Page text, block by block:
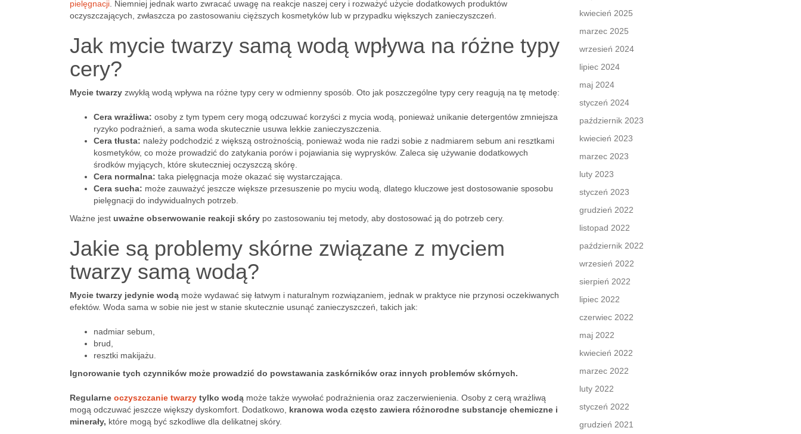
pielęgnacji . Niemniej jednak warto zwracać uwagę na reakcje naszej cery i rozważyć użycie dodatkowych produktów
oczyszczających, zwłaszcza po zastosowaniu cięższych kosmetyków lub w przypadku większych zanieczyszczeń.
Jak mycie twarzy samą wodą wpływa na różne typy
cery?
Mycie twarzy zwykłą wodą wpływa na różne typy cery w odmienny sposób. Oto jak poszczególne typy cery reagują na tę metodę:
Cera wrażliwa: osoby z tym typem cery mogą odczuwać korzyści z mycia wodą, ponieważ unikanie detergentów zmniejsza
ryzyko podrażnień, a sama woda skutecznie usuwa lekkie zanieczyszczenia.
Cera tłusta: należy podchodzić z większą ostrożnością, ponieważ woda nie radzi sobie z nadmiarem sebum ani resztkami
kosmetyków, co może prowadzić do zatykania porów i pojawiania się wyprysków. Zaleca się używanie dodatkowych
środków myjących, które skuteczniej oczyszczą skórę.
Cera normalna: taka pielęgnacja może okazać się wystarczająca.
Cera sucha: może zauważyć jeszcze większe przesuszenie po myciu wodą, dlatego kluczowe jest dostosowanie sposobu
pielęgnacji do indywidualnych potrzeb.
Ważne jest uważne obserwowanie reakcji skóry po zastosowaniu tej metody, aby dostosować ją do potrzeb cery.
Jakie są problemy skórne związane z myciem
twarzy samą wodą?
Mycie twarzy jedynie wodą może wydawać się łatwym i naturalnym rozwiązaniem, jednak w praktyce nie przynosi oczekiwanych
efektów. Woda sama w sobie nie jest w stanie skutecznie usunąć zanieczyszczeń, takich jak:
nadmiar sebum,
brud,
resztki makijażu.
Ignorowanie tych czynników może prowadzić do powstawania zaskórników oraz innych problemów skórnych.
Regularne oczyszczanie twarzy tylko wodą może także wywołać podrażnienia oraz zaczerwienienia. Osoby z cerą wrażliwą
mogą odczuwać jeszcze większy dyskomfort. Dodatkowo, kranowa woda często zawiera różnorodne substancje chemiczne i
minerały, które mogą być szkodliwe dla delikatnej skóry.
kwiecień 2025
marzec 2025
wrzesień 2024
lipiec 2024
maj 2024
styczeń 2024
październik 2023
kwiecień 2023
marzec 2023
luty 2023
styczeń 2023
grudzień 2022
listopad 2022
październik 2022
wrzesień 2022
sierpień 2022
lipiec 2022
czerwiec 2022
maj 2022
kwiecień 2022
marzec 2022
luty 2022
styczeń 2022
grudzień 2021